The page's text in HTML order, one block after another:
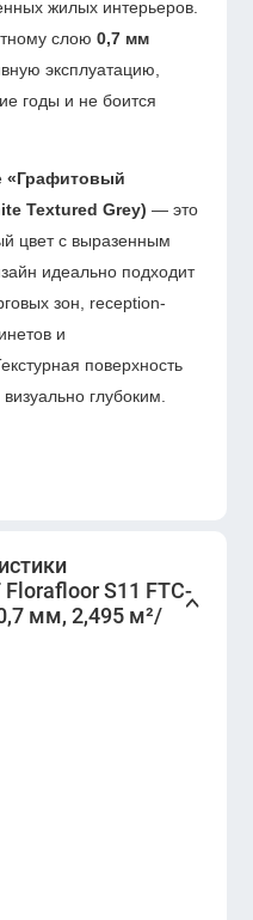
жилых интерьеров.
слою 0,7 мм
эксплуатацию,
годы и не боится
«Графитовый
Textured Grey) — это
цвет с выразенным
идеально подходит
зон, reception-
и
поверхность
глубоким.
добиться аккуратной,
S11 FTC-
мм, 2,495 м²/